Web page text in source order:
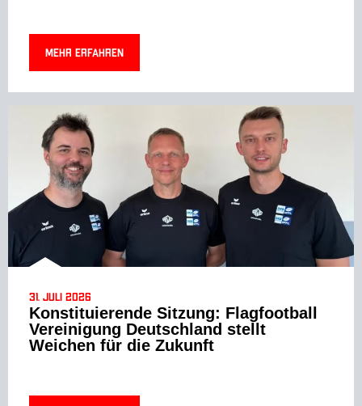
Mehr erfahren
31. Juli 2026
Konstituierende Sitzung: Flagfootball
Vereinigung Deutschland stellt
Weichen für die Zukunft